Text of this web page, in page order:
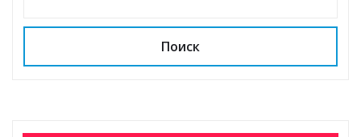
ss
ki
p и
ь
Поиск